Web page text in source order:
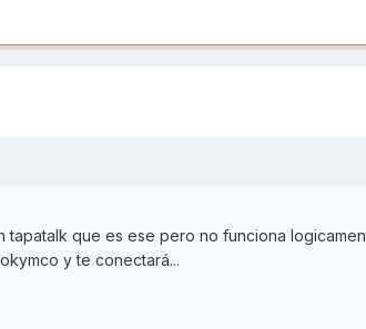
que es ese pero no funciona
y te conectará...